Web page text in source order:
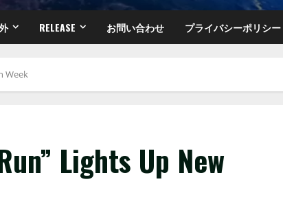
RELEASE お問い合わせ プライバシーポリシー
Week
Lights Up New